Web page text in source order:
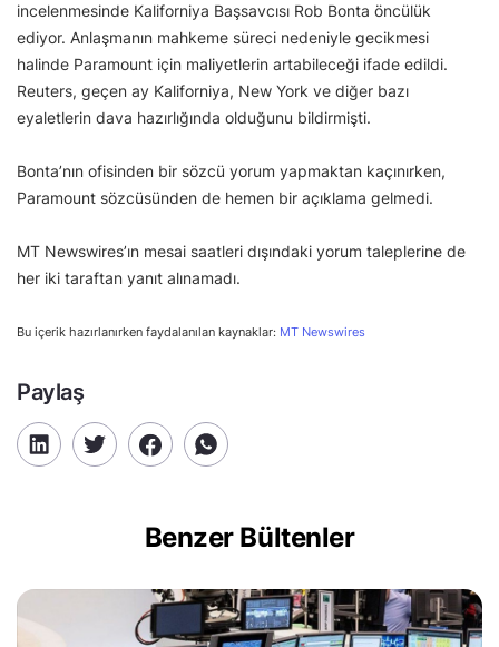
incelenmesinde Kaliforniya Başsavcısı Rob Bonta öncülük
ediyor. Anlaşmanın mahkeme süreci nedeniyle gecikmesi
halinde Paramount için maliyetlerin artabileceği ifade edildi.
Reuters, geçen ay Kaliforniya, New York ve diğer bazı
eyaletlerin dava hazırlığında olduğunu bildirmişti.
Bonta’nın ofisinden bir sözcü yorum yapmaktan kaçınırken,
Paramount sözcüsünden de hemen bir açıklama gelmedi.
MT Newswires’ın mesai saatleri dışındaki yorum taleplerine de
her iki taraftan yanıt alınamadı.
Bu içerik hazırlanırken faydalanılan kaynaklar: MT Newswires
Paylaş
Benzer Bültenler